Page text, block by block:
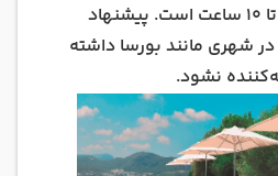
این دو مقصد در حدود 8 تا 10 ساعت است. پیشنهاد
شهری مانند بورسا داشته
نشود.